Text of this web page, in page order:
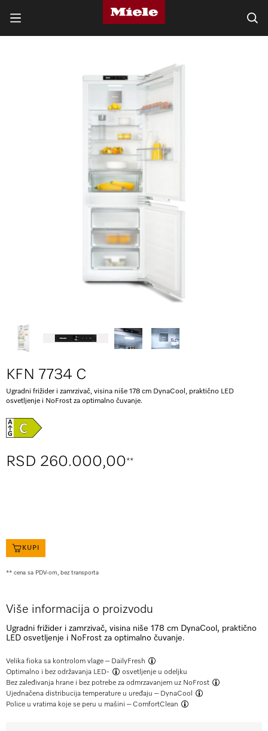
KFN 7734 C
Ugradni frižider i zamrzivač, visina niše 178 cm DynaCool, praktično LED
osvetljenje i NoFrost za optimalno čuvanje.
RSD 260.000,00**
KUPI
** cena sa PDV-om, bez transporta
Više informacija o proizvodu
Ugradni frižider i zamrzivač, visina niše 178 cm DynaCool, praktično
LED osvetljenje i NoFrost za optimalno čuvanje.
Velika fioka sa kontrolom vlage – DailyFresh
Optimalno i bez održavanja LED-
osvetljenje u odeljku
Bez zaleđivanja hrane i bez potrebe za odmrzavanjem uz NoFrost
Ujednačena distribucija temperature u uređaju – DynaCool
Police u vratima koje se peru u mašini – ComfortClean